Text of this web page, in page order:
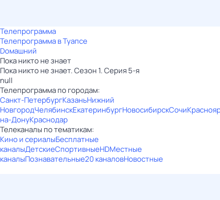
Телепрограмма
Телепрограмма в Туапсе
Dомашний
Пока никто не знает
Пока никто не знает. Сезон 1. Серия 5-я
null
Телепрограмма по городам:
Санкт-ПетербургКазаньНижний
НовгородЧелябинскЕкатеринбургНовосибирскСочи
на-ДонуКраснодар
Телеканалы по тематикам:
Кино и сериалыБесплатные
каналыДетскиеСпортивныеHDМестные
каналыПознавательные20 каналовНовостные